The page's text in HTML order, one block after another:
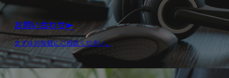
お問い合わせ
まずはお気軽にご相談ください。